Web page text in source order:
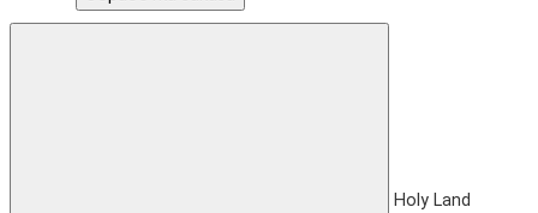
Holy Land